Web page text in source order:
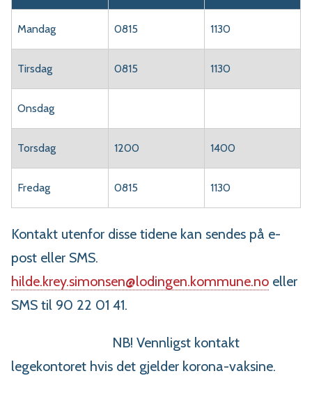
Mandag 0815 1130
Tirsdag 0815 1130
Onsdag
Torsdag 1200 1400
Fredag 0815 1130
Kontakt utenfor disse tidene kan sendes på e-
post eller SMS.
hilde.krey.simonsen@lodingen.kommune.no eller
SMS til 90 22 01 41.
NB! Vennligst kontakt
legekontoret hvis det gjelder korona-vaksine.